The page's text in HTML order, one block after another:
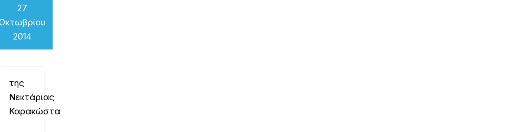
27
2014
της
Νεκτάριας
Καρακώστα